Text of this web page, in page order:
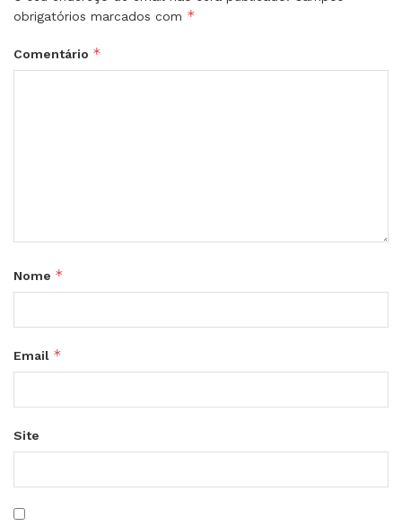
obrigatórios marcados com *
Comentário *
Nome *
Email *
Site